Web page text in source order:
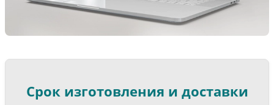
Срок изготовления и доставки